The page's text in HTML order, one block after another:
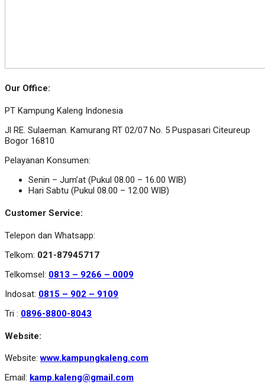
Our Office:
PT Kampung Kaleng Indonesia
Jl RE. Sulaeman. Kamurang RT 02/07 No. 5 Puspasari Citeureup
Bogor 16810
Pelayanan Konsumen:
Senin – Jum’at (Pukul 08.00 – 16.00 WIB)
Hari Sabtu (Pukul 08.00 – 12.00 WIB)
Customer Service:
Telepon dan Whatsapp:
Telkom: 021-87945717
Telkomsel: 0813 – 9266 – 0009
Indosat: 0815 – 902 – 9109
Tri : 0896-8800-8043
Website:
Website:www.kampungkaleng.com
Email: kamp.kaleng@gmail.com